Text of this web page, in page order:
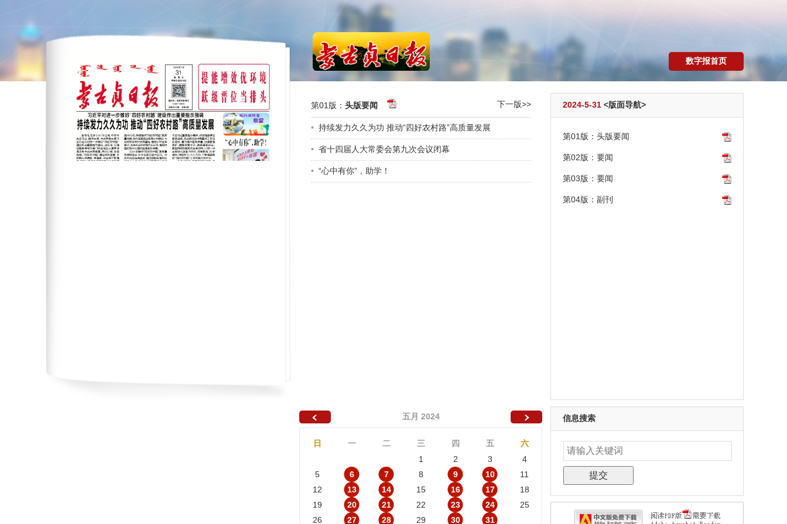
数字报首页
第01版： 头版要闻 下一版>>
• 持续发力久久为功 推动“四好农村路”高质量发展
• 省十四届人大常委会第九次会议闭幕
• “心中有你”，助学！
2024-5-31 <版面导航>
第01版：头版要闻
第02版：要闻
第03版：要闻
第04版：副刊
五月 2024
日 一 二 三 四 五
六
1
2 3
4
5
6 7 8 9 10
11
12
13 14 15 16 17
18
19
20 21 22 23 24
25
26
27 28 29 30 31
信息搜索